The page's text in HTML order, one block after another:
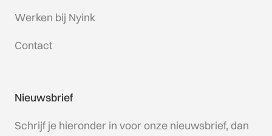
Werken bij Nyink
Contact
Nieuwsbrief
Schrijf je hieronder in voor onze nieuwsbrief, dan